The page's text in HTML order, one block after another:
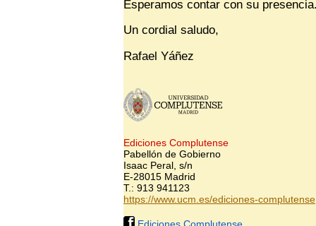
Esperamos contar con su
Un cordial saludo,
Rafael Yáñez
Ediciones Complutense
Pabellón de Gobierno
Isaac Peral, s/n
E-28015 Madrid
T.: 913 941123
https://www.ucm.es/ediciones-complutense